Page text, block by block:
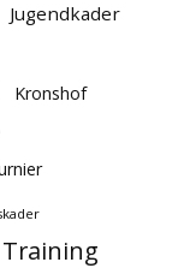
Jugendkader
Kronshof
Training